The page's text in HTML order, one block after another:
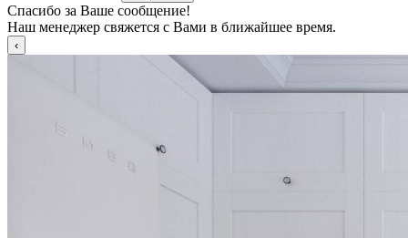
Спасибо за Ваше сообщение!
Наш менеджер свяжется с Вами в ближайшее время.